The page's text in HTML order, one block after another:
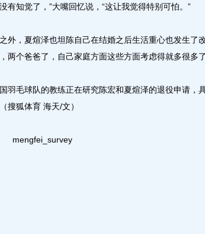
有知觉了，”大嘴回忆说，“这让我觉得特别可怕。”
，夏煊泽也坦陈自己在结婚之后生活重心也发生了
两个爸爸了，自己家庭方面这些方面考虑得就多很多
毛球队的教练正在研究陈宏和夏煊泽的退役申请，
搜狐体育 海天/文）
mengfei_survey